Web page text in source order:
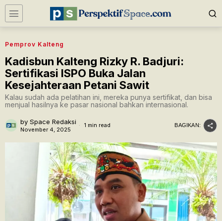
Pemprov Kalteng
Kadisbun Kalteng Rizky R. Badjuri:
Sertifikasi ISPO Buka Jalan
Kesejahteraan Petani Sawit
Kalau sudah ada pelatihan ini, mereka punya sertifikat, dan bisa
menjual hasilnya ke pasar nasional bahkan internasional.
by Space Redaksi
November 4, 2025
1 min read BAGIKAN: